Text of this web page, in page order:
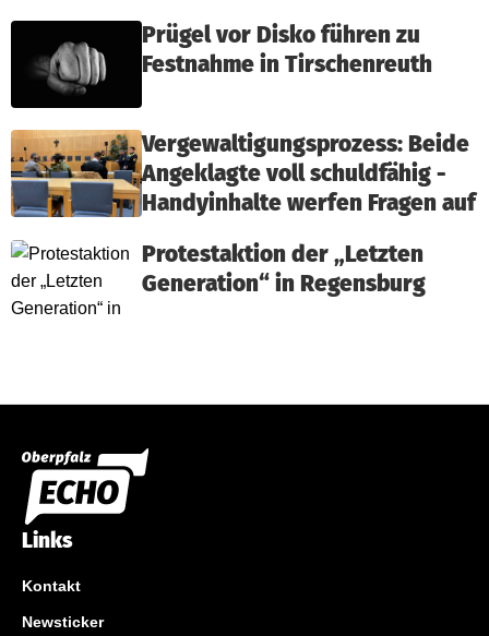
Prügel vor Disko führen zu
Festnahme in Tirschenreuth
Vergewaltigungsprozess: Beide
Angeklagte voll schuldfähig -
Handyinhalte werfen Fragen auf
Protestaktion der „Letzten
Generation“ in Regensburg
Links
Kontakt
Newsticker